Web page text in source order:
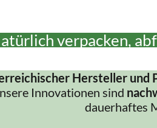
verpacken,
Hersteller und
Innovationen sind
dauerhaftes